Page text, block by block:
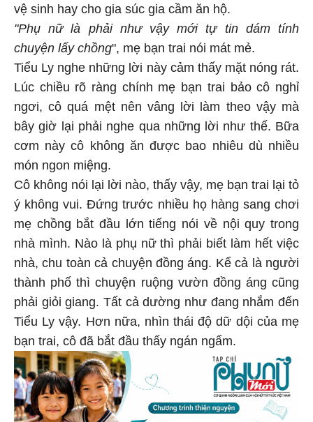
vệ sinh hay cho gia súc gia cầm ăn hộ.
"Phụ nữ là phải như vậy mới tự tin dám tính
chuyện lấy chồng", mẹ bạn trai nói mát mẻ.
Tiểu Ly nghe những lời này cảm thấy mặt nóng rát.
Lúc chiều rõ ràng chính mẹ bạn trai bảo cô nghỉ
ngơi, cô quá mệt nên vâng lời làm theo vậy mà
bây giờ lại phải nghe qua những lời như thế. Bữa
cơm này cô không ăn được bao nhiêu dù nhiều
món ngon miệng.
Cô không nói lại lời nào, thấy vậy, mẹ bạn trai lại tỏ
ý không vui. Đứng trước nhiều họ hàng sang chơi
mẹ chồng bắt đầu lớn tiếng nói về nội quy trong
nhà mình. Nào là phụ nữ thì phải biết làm hết việc
nhà, chu toàn cả chuyện đồng áng. Kể cả là người
thành phố thì chuyện ruộng vườn đồng áng cũng
phải giỏi giang. Tất cả dường như đang nhắm đến
Tiểu Ly vậy. Hơn nữa, nhìn thái độ dữ dội của mẹ
bạn trai, cô đã bắt đầu thấy ngán ngẩm.